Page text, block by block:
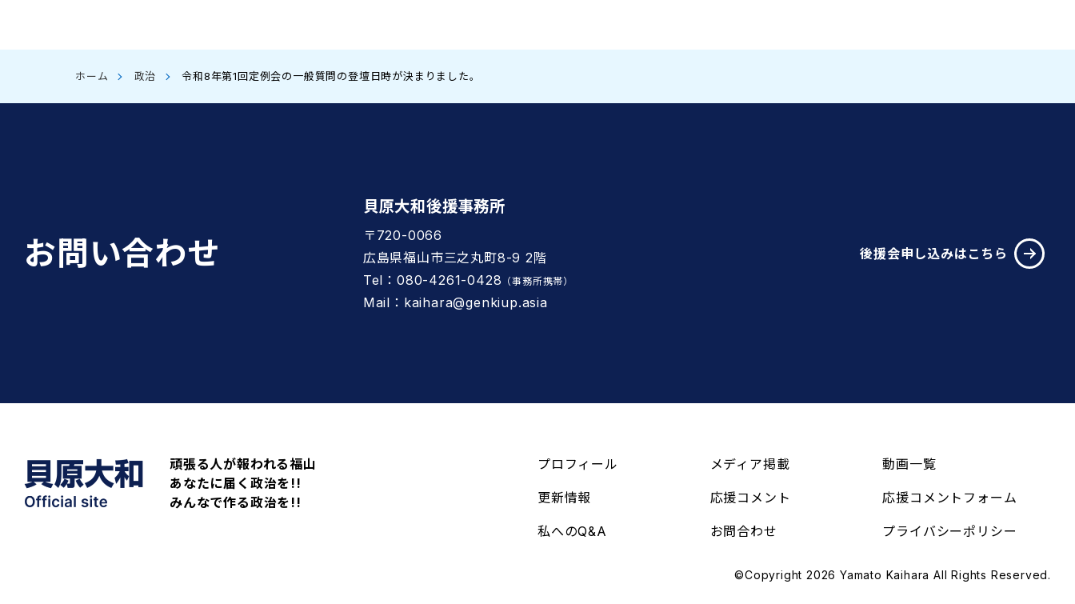
ホーム 政治 令和8年第1回定例会の一般質問の登壇日時が決まりました。
お問い合わせ
貝原大和後援事務所
〒720-0066
広島県福山市三之丸町8-9 2階
Tel：080-4261-0428 （事務所携帯）
Mail：kaihara@genkiup.asia
後援会申し込みはこちら
頑張る人が報われる福山
あなたに届く政治を!!
みんなで作る政治を!!
プロフィール メディア掲載 動画一覧
更新情報 応援コメント 応援コメントフォーム
私へのQ&A お問合わせ プライバシーポリシー
©Copyright 2026 Yamato Kaihara All Rights Reserved.